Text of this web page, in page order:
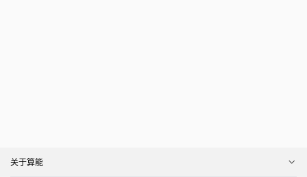
关于算能